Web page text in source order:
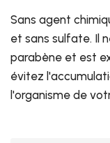
Sans agent
et sans sulfate. Il
parabène et est
évitez
l'organisme de